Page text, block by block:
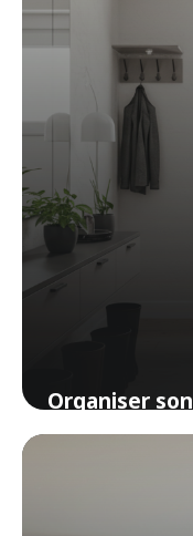
Organiser
première